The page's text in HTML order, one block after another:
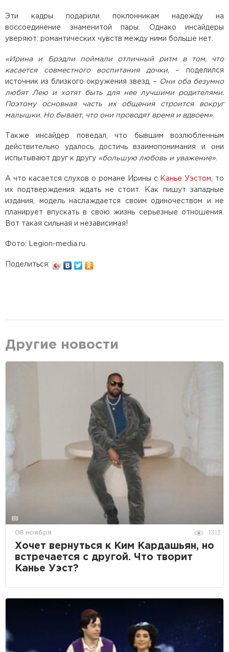
Эти кадры подарили поклонникам надежду на
воссоединение знаменитой пары. Однако инсайдеры
уверяют: романтических чувств между ними больше нет.
«Ирина и Брэдли поймали отличный ритм в том, что
касается совместного воспитания дочки,– поделился
источник из близкого окружения звезд. –
Они оба безумно
любят Лею и хотят быть для нее лучшими родителями.
Поэтому основная часть их общения строится вокруг
малышки. Но бывает, что они проводят время и вдвоем»
Также инсайдер поведал, что бывшим возлюбленным
действительно удалось достичь взаимопонимания и они
испытывают друг к другу «большую любовь и уважение»
А что касается слухов о романе Ирины с Канье Уэстом
, то
их подтверждения ждать не стоит. Как пишут западные
издания, модель наслаждается своим одиночеством и не
планирует впускать в свою жизнь серьезные отношения.
Вот такая сильная и независимая!
Фото: Legion-media.ru
Поделиться:
Другие новости
08 ноября 1313
Хочет вернуться к Ким Кардашьян, но
встречается с другой. Что творит
Канье Уэст?